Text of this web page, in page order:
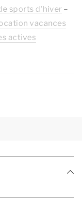
sports d'hiver –
vacances
actives